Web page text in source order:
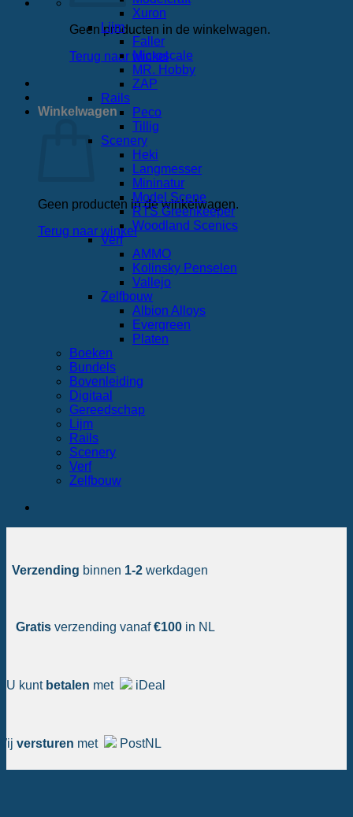
Geen producten in de winkelwagen.
Terug naar winkel
Winkelwagen
Geen producten in de winkelwagen.
Terug naar winkel
Xuron
Lijm
Faller
Microscale
MR. Hobby
ZAP
Rails
Peco
Tillig
Scenery
Heki
Langmesser
Mininatur
Model Scene
RTS Greenkeeper
Woodland Scenics
Verf
AMMO
Kolinsky Penselen
Vallejo
Zelfbouw
Albion Alloys
Evergreen
Platen
Boeken
Bundels
Bovenleiding
Digitaal
Gereedschap
Lijm
Rails
Scenery
Verf
Zelfbouw
Verzending binnen 1-2 werkdagen
Gratis verzending vanaf€100 in NL
U kuntbetalen met iDeal
versturen met PostNL